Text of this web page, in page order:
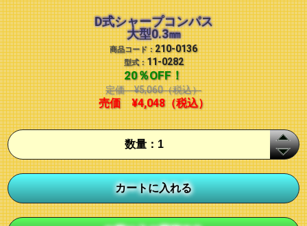
リンク
会社概要
D式シャープコンパス
大型0.3㎜
商品コード：210-0136
型式：11-0282
20％OFF！
定価¥5,060（税込）
売価¥4,048（税込）